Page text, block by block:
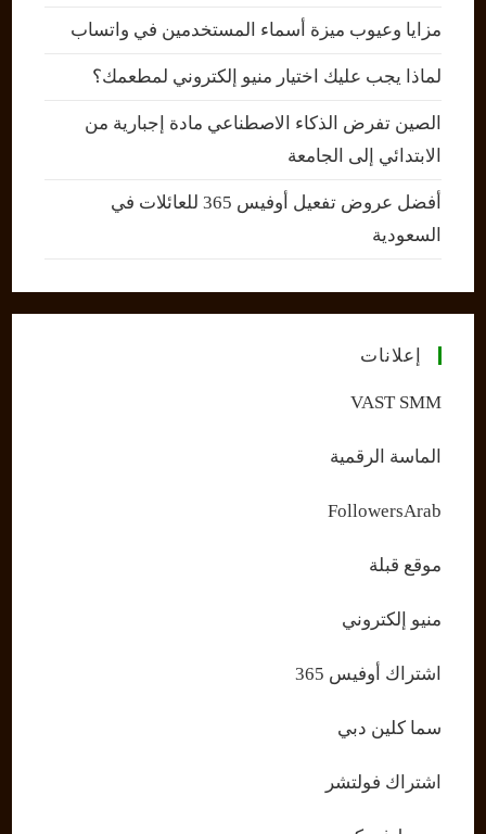
مزايا وعيوب ميزة أسماء المستخدمين في واتساب
لماذا يجب عليك اختيار منيو إلكتروني لمطعمك؟
الصين تفرض الذكاء الاصطناعي مادة إجبارية من
الابتدائي إلى الجامعة
أفضل عروض تفعيل أوفيس 365 للعائلات في
السعودية
إعلانات
VAST SMM
الماسة الرقمية
FollowersArab
موقع قبلة
منيو إلكتروني
اشتراك أوفيس 365
سما كلين دبي
اشتراك فولتشر